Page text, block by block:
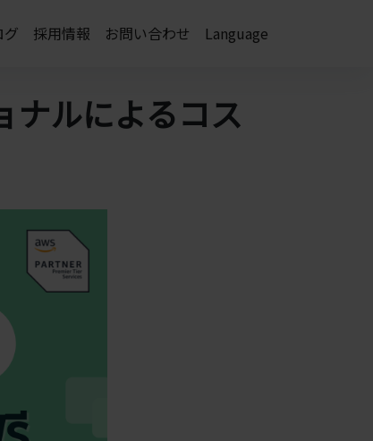
グ 採用情報 お問い合わせ Language
ナルによるコス